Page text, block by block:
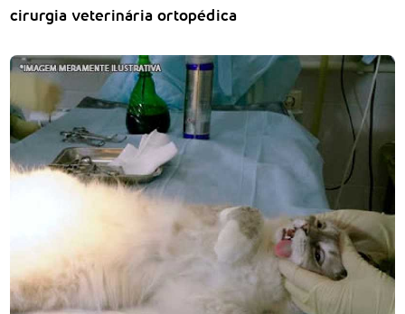
cirurgia veterinária ortopédica